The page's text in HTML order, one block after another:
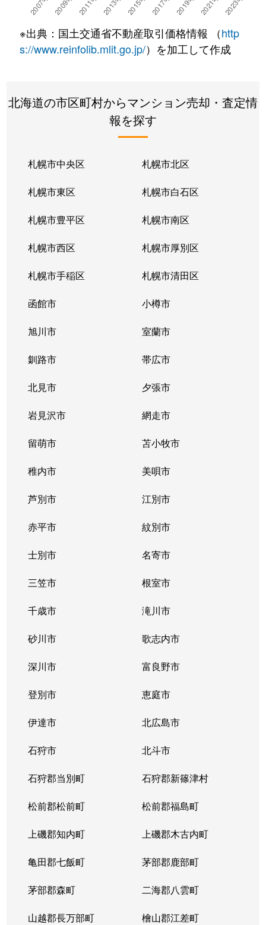
※出典：国土交通省不動産取引価格情報 （http
s://www.reinfolib.mlit.go.jp/）を加工して作成
北海道の市区町村からマンション売却・査定情
報を探す
札幌市中央区 札幌市北区
札幌市東区 札幌市白石区
札幌市豊平区 札幌市南区
札幌市西区 札幌市厚別区
札幌市手稲区 札幌市清田区
函館市 小樽市
旭川市 室蘭市
釧路市 帯広市
北見市 夕張市
岩見沢市 網走市
留萌市 苫小牧市
稚内市 美唄市
芦別市 江別市
赤平市 紋別市
士別市 名寄市
三笠市 根室市
千歳市 滝川市
砂川市 歌志内市
深川市 富良野市
登別市 恵庭市
伊達市 北広島市
石狩市 北斗市
石狩郡当別町 石狩郡新篠津村
松前郡松前町 松前郡福島町
上磯郡知内町 上磯郡木古内町
亀田郡七飯町 茅部郡鹿部町
茅部郡森町 二海郡八雲町
山越郡長万部町 檜山郡江差町